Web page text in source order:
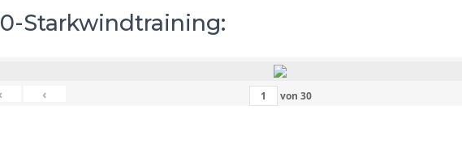
Starkwindtraining:
‹ von 30